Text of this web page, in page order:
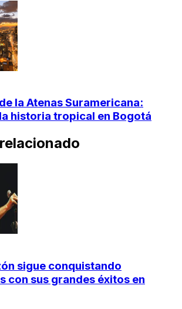
la Atenas Suramericana:
historia tropical en Bogotá
sigue conquistando
con sus grandes éxitos en